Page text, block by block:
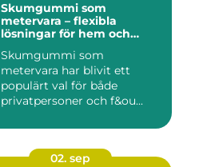
Skumgummi som
metervara – flexibla
lösningar för hem och
Skumgummi som
metervara har blivit ett
populärt val för både
privatpersoner och f&ou...
02. sep